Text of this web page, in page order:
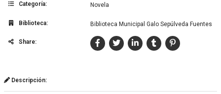
Categoría: Novela
Biblioteca: Biblioteca Municipal Galo Sepúlveda Fuentes
Share:
Descripción: